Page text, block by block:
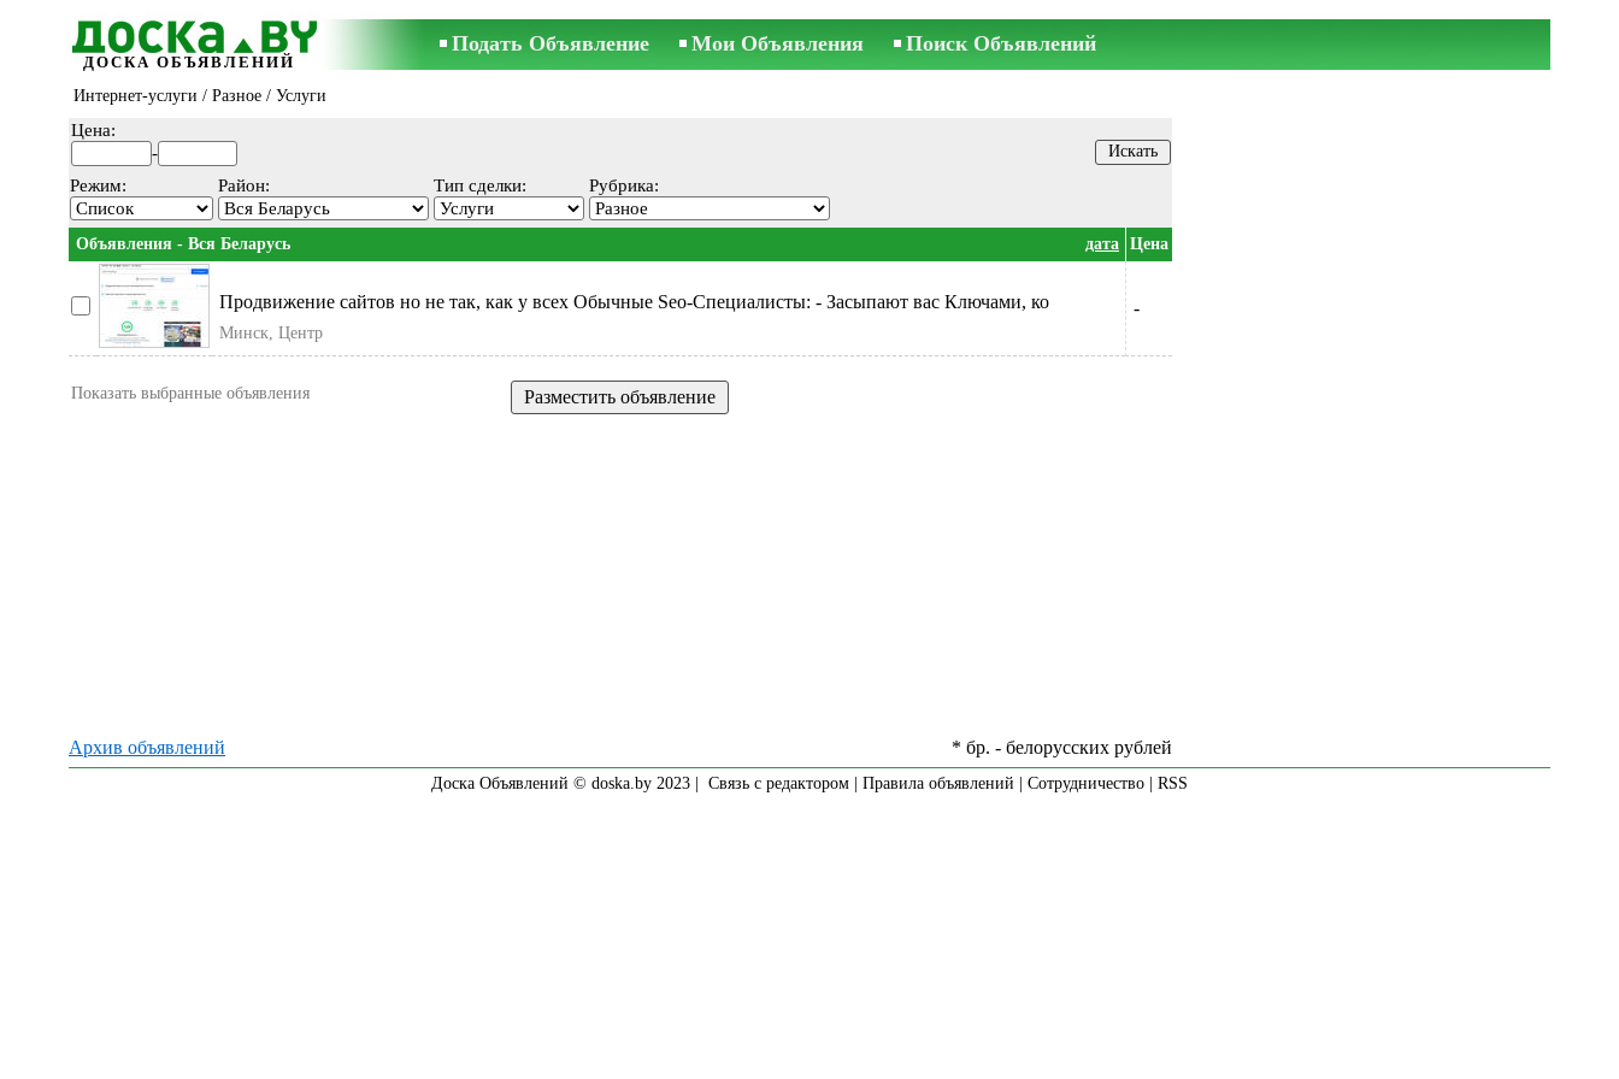
ДОСКА ОБЪЯВЛЕНИЙ
Подать Объявление Мои Объявления Поиск Объявлений
Интернет-услуги / Разное / Услуги
Цена:
-
Режим:
Район: Тип сделки: Рубрика:
Объявления - Вся Беларусь дата Цена
Продвижение сайтов но не так, как у всех Обычные Seo-Специалисты: - Засыпают вас Ключами, ко
Минск, Центр
-
Показать выбранные объявления
Архив объявлений * бр. - белорусских рублей
Доска Объявлений © doska.by 2023 | Связь с редактором Правила объявлений Сотрудничество RSS